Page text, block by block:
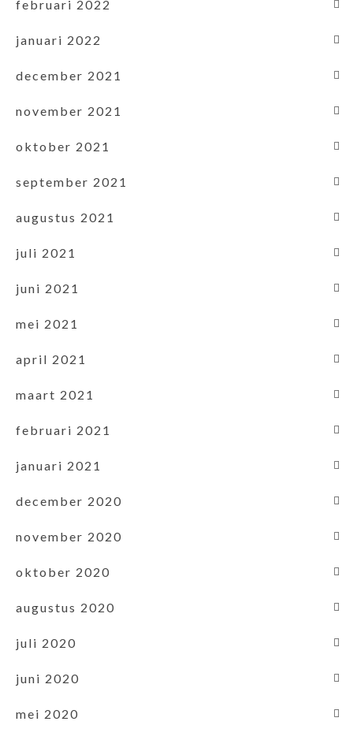
februari 2022
januari 2022
december 2021
november 2021
oktober 2021
september 2021
augustus 2021
juli 2021
juni 2021
mei 2021
april 2021
maart 2021
februari 2021
januari 2021
december 2020
november 2020
oktober 2020
augustus 2020
juli 2020
juni 2020
mei 2020